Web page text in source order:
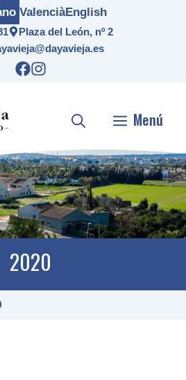
Plaza del León, nº 2
ValenciàEnglish
Menú
2020